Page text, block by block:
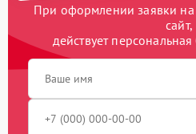
При оформлении заявки на
сайт,
действует